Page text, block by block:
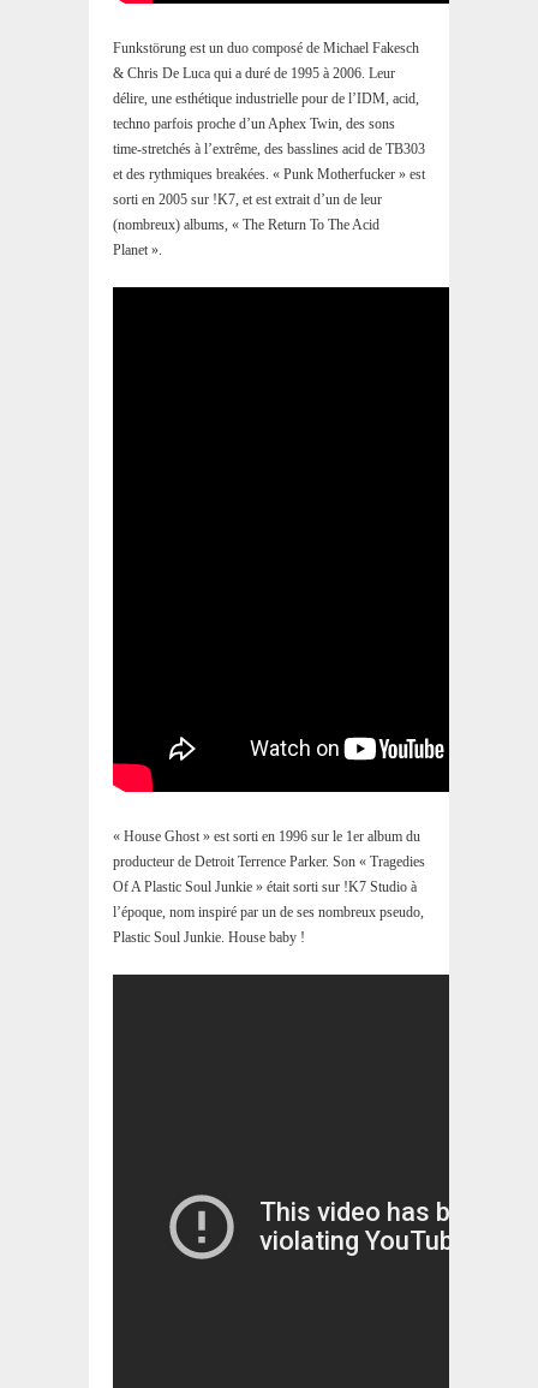
Funkstörung est un duo composé de Michael Fakesch
& Chris De Luca qui a duré de 1995 à 2006. Leur
délire, une esthétique industrielle pour de l’IDM, acid,
techno parfois proche d’un Aphex Twin, des sons
time-stretchés à l’extrême, des basslines acid de TB303
et des rythmiques breakées. « Punk Motherfucker » est
sorti en 2005 sur !K7, et est extrait d’un de leur
(nombreux) albums, « The Return To The Acid
Planet ».
« House Ghost » est sorti en 1996 sur le 1er album du
producteur de Detroit Terrence Parker. Son « Tragedies
Of A Plastic Soul Junkie » était sorti sur !K7 Studio à
l’époque, nom inspiré par un de ses nombreux pseudo,
Plastic Soul Junkie. House baby !